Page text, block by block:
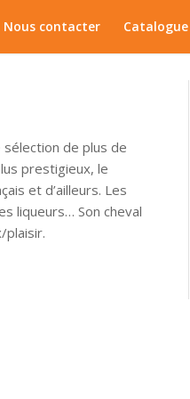
Nous contacter
sélection de plus de
prestigieux, le
et d’ailleurs. Les
liqueurs… Son cheval
plaisir.